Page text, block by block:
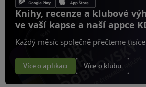
Knihy, recenze a klubové
ve vaší kapse a naší appce
Každý měsíc společně přečteme
Více o aplikaci Více o klubu